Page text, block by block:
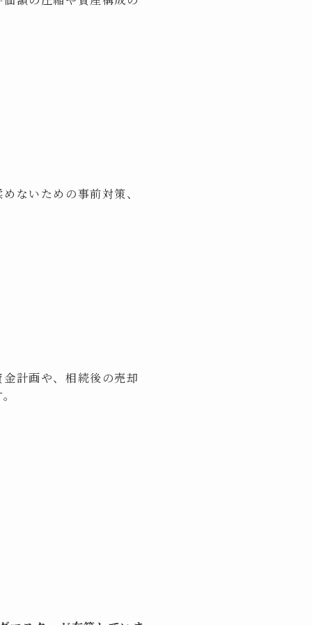
ないための事前対策、
計画や、相続後の売却